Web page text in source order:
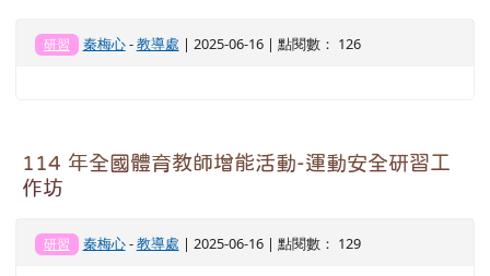
研習 秦梅心-教導處 | 2025-06-16 | 點閱數： 126
114 年全國體育教師增能活動-運動安全研習工
作坊
研習 秦梅心-教導處 | 2025-06-16 | 點閱數： 129